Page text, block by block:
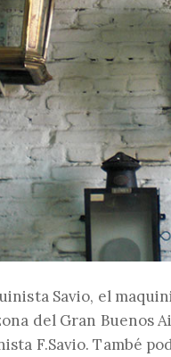
Savio, el
del Gran Buenos
F.Savio. També